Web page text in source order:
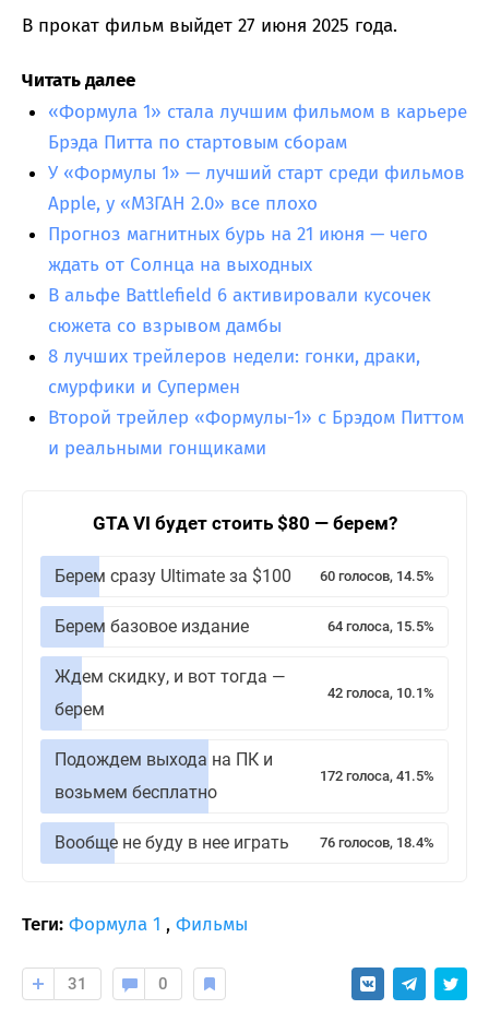
В прокат фильм выйдет 27 июня 2025 года.
Читать далее
«Формула 1» стала лучшим фильмом в карьере
Брэда Питта по стартовым сборам
У «Формулы 1» — лучший старт среди фильмов
Apple, у «М3ГАН 2.0» все плохо
Прогноз магнитных бурь на 21 июня — чего
ждать от Солнца на выходных
В альфе Battlefield 6 активировали кусочек
сюжета со взрывом дамбы
8 лучших трейлеров недели: гонки, драки,
смурфики и Супермен
Второй трейлер «Формулы-1» с Брэдом Питтом
и реальными гонщиками
GTA VI будет стоить $80 — берем?
Берем сразу Ultimate за $100 60 голосов, 14.5%
Берем базовое издание 64 голоса, 15.5%
Ждем скидку, и вот тогда —
берем
42 голоса, 10.1%
Подождем выхода на ПК и
возьмем бесплатно
172 голоса, 41.5%
Вообще не буду в нее играть 76 голосов, 18.4%
Теги: Формула 1 , Фильмы
31 0